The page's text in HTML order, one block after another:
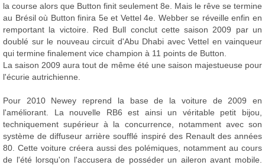
la course alors que Button finit seulement 8e. Mais le rêve se termine
au Brésil où Button finira 5e et Vettel 4e. Webber se réveille enfin en
remportant la victoire. Red Bull conclut cette saison 2009 par un
doublé sur le nouveau circuit d'Abu Dhabi avec Vettel en vainqueur
qui termine finalement vice champion à 11 points de Button.
La saison 2009 aura tout de même été une saison majestueuse pour
l'écurie autrichienne.
Pour 2010 Newey reprend la base de la voiture de 2009 en
l'améliorant. La nouvelle RB6 est ainsi un véritable petit bijou,
techniquement supérieur à la concurrence, notamment avec son
système de diffuseur arrière soufflé inspiré des Renault des années
80. Cette voiture créera aussi des polémiques, notamment au cours
de l'été lorsqu'on l'accusera de posséder un aileron avant mobile.